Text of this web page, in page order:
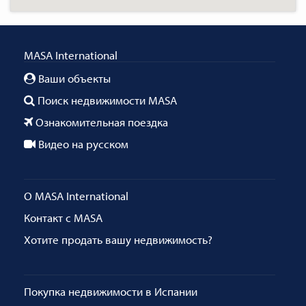
MASA International
Ваши объекты
Поиск недвижимости MASA
Ознакомительная поездка
Видео на русском
О MASA International
Контакт с MASA
Хотите продать вашу недвижимость?
Покупка недвижимости в Испании